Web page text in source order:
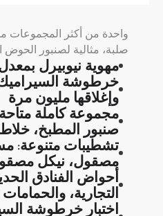
واحدة من أكثر المجموعات
صلبة، مثالية لصنبور
مهوية نيوبيرل
وإغلاقها مليون مرة
مجموعة كاملة
صنبور المطبخ،
مصقول، نيكل
أحواض الفنادق
التجارية،